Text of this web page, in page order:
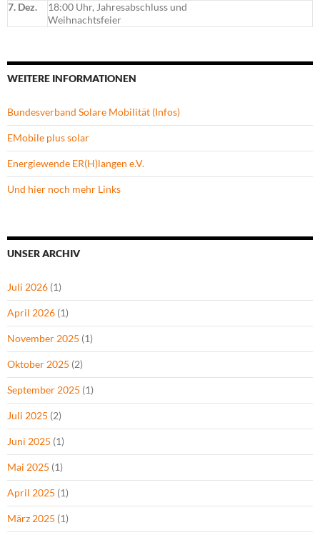
7. Dez.
18:00 Uhr, Jahresabschluss und
Weihnachtsfeier
WEITERE INFORMATIONEN
Bundesverband Solare Mobilität (Infos)
EMobile plus solar
Energiewende ER(H)langen e.V.
Und hier noch mehr Links
UNSER ARCHIV
Juli 2026 (1)
April 2026 (1)
November 2025 (1)
Oktober 2025 (2)
September 2025 (1)
Juli 2025 (2)
Juni 2025 (1)
Mai 2025 (1)
April 2025 (1)
März 2025 (1)